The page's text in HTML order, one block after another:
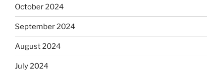
October 2024
September 2024
August 2024
July 2024